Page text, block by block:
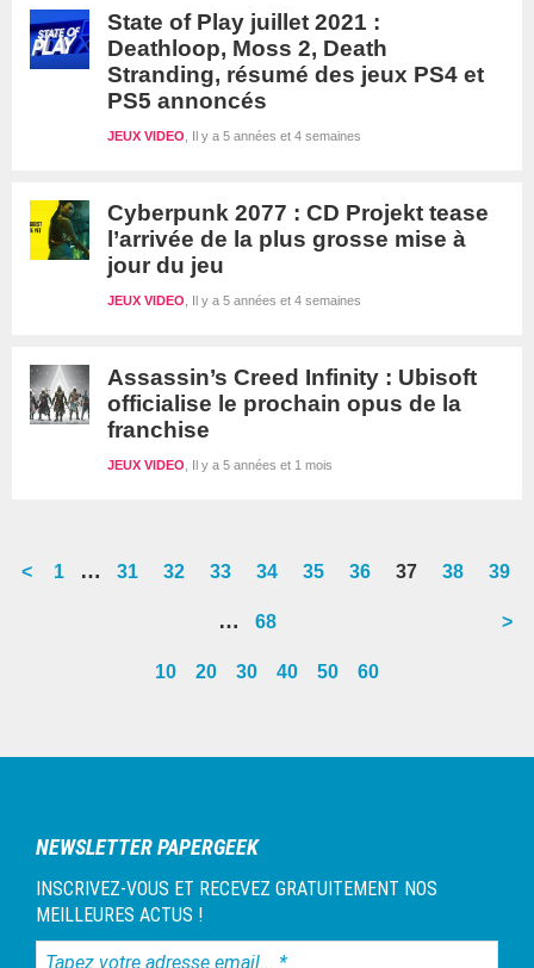
State of Play juillet 2021 :
Deathloop, Moss 2, Death
Stranding, résumé des jeux PS4 et
PS5 annoncés
Il y a 5 années et 4 semaines
JEUX VIDEO
Cyberpunk 2077 : CD Projekt tease
l’arrivée de la plus grosse mise à
jour du jeu
Il y a 5 années et 4 semaines
JEUX VIDEO
Assassin’s Creed Infinity : Ubisoft
officialise le prochain opus de la
franchise
Il y a 5 années et 1 mois
JEUX VIDEO
<
Go
1
Interim
…
Go
31
Go
32
Go
page
33
Go
page
34
Go
35
Go
36
Go
37
Go
38
Go
page
39
Interim
omitted
…
Go
page
68 >
10 20 30 40 50 60
latérale
NEWSLETTER PAPERGEEK
INSCRIVEZ-VOUS ET RECEVEZ GRATUITEMENT NOS
MEILLEURES ACTUS !
Tapez